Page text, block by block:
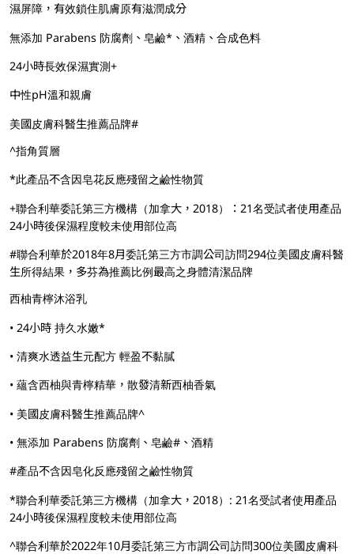
濕屏障，有效鎖住肌膚原有滋潤成分
無添加 Parabens 防腐劑、皂鹼*、酒精、合成色料
24小時長效保濕實測+
中性pH溫和親膚
美國皮膚科醫生推薦品牌#
^指角質層
*此產品不含因皂花反應殘留之鹼性物質
+聯合利華委託第三方機構（加拿大，2018）：21名受試者使用產品
24小時後保濕程度較未使用部位高
#聯合利華於2018年8月委託第三方市調公司訪問294位美國皮膚科醫
生所得結果，多芬為推薦比例最高之身體清潔品牌
西柚青檸沐浴乳
• 24小時 持久水嫩*
• 清爽水透益生元配方 輕盈不黏膩
• 蘊含西柚與青檸精華，散發清新西柚香氣
• 美國皮膚科醫生推薦品牌^
• 無添加 Parabens 防腐劑、皂鹼#、酒精
#產品不含因皂化反應殘留之鹼性物質
*聯合利華委託第三方機構（加拿大，2018）: 21名受試者使用產品
24小時後保濕程度較未使用部位高
^聯合利華於2022年10月委託第三方市調公司訪問300位美國皮膚科